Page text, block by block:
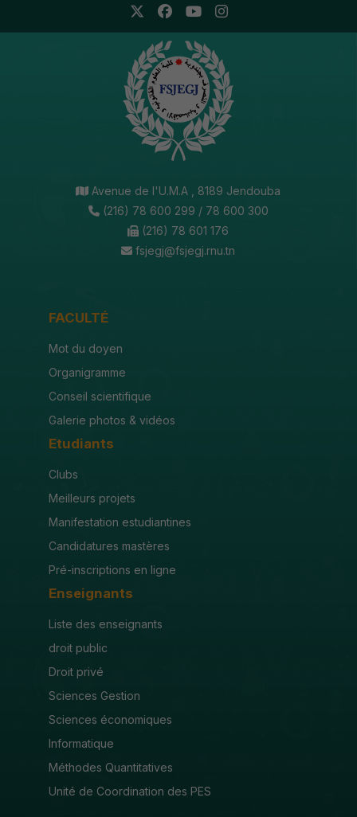
Avenue de l'U.M.A , 8189 Jendouba
(216) 78 600 299 / 78 600 300
(216) 78 601 176
fsjegj@fsjegj.rnu.tn
FACULTÉ
Mot du doyen
Organigramme
Conseil scientifique
Galerie photos & vidéos
Etudiants
Clubs
Meilleurs projets
Manifestation estudiantines
Candidatures mastères
Pré-inscriptions en ligne
Enseignants
Liste des enseignants
droit public
Droit privé
Sciences Gestion
Sciences économiques
Informatique
Méthodes Quantitatives
Unité de Coordination des PES